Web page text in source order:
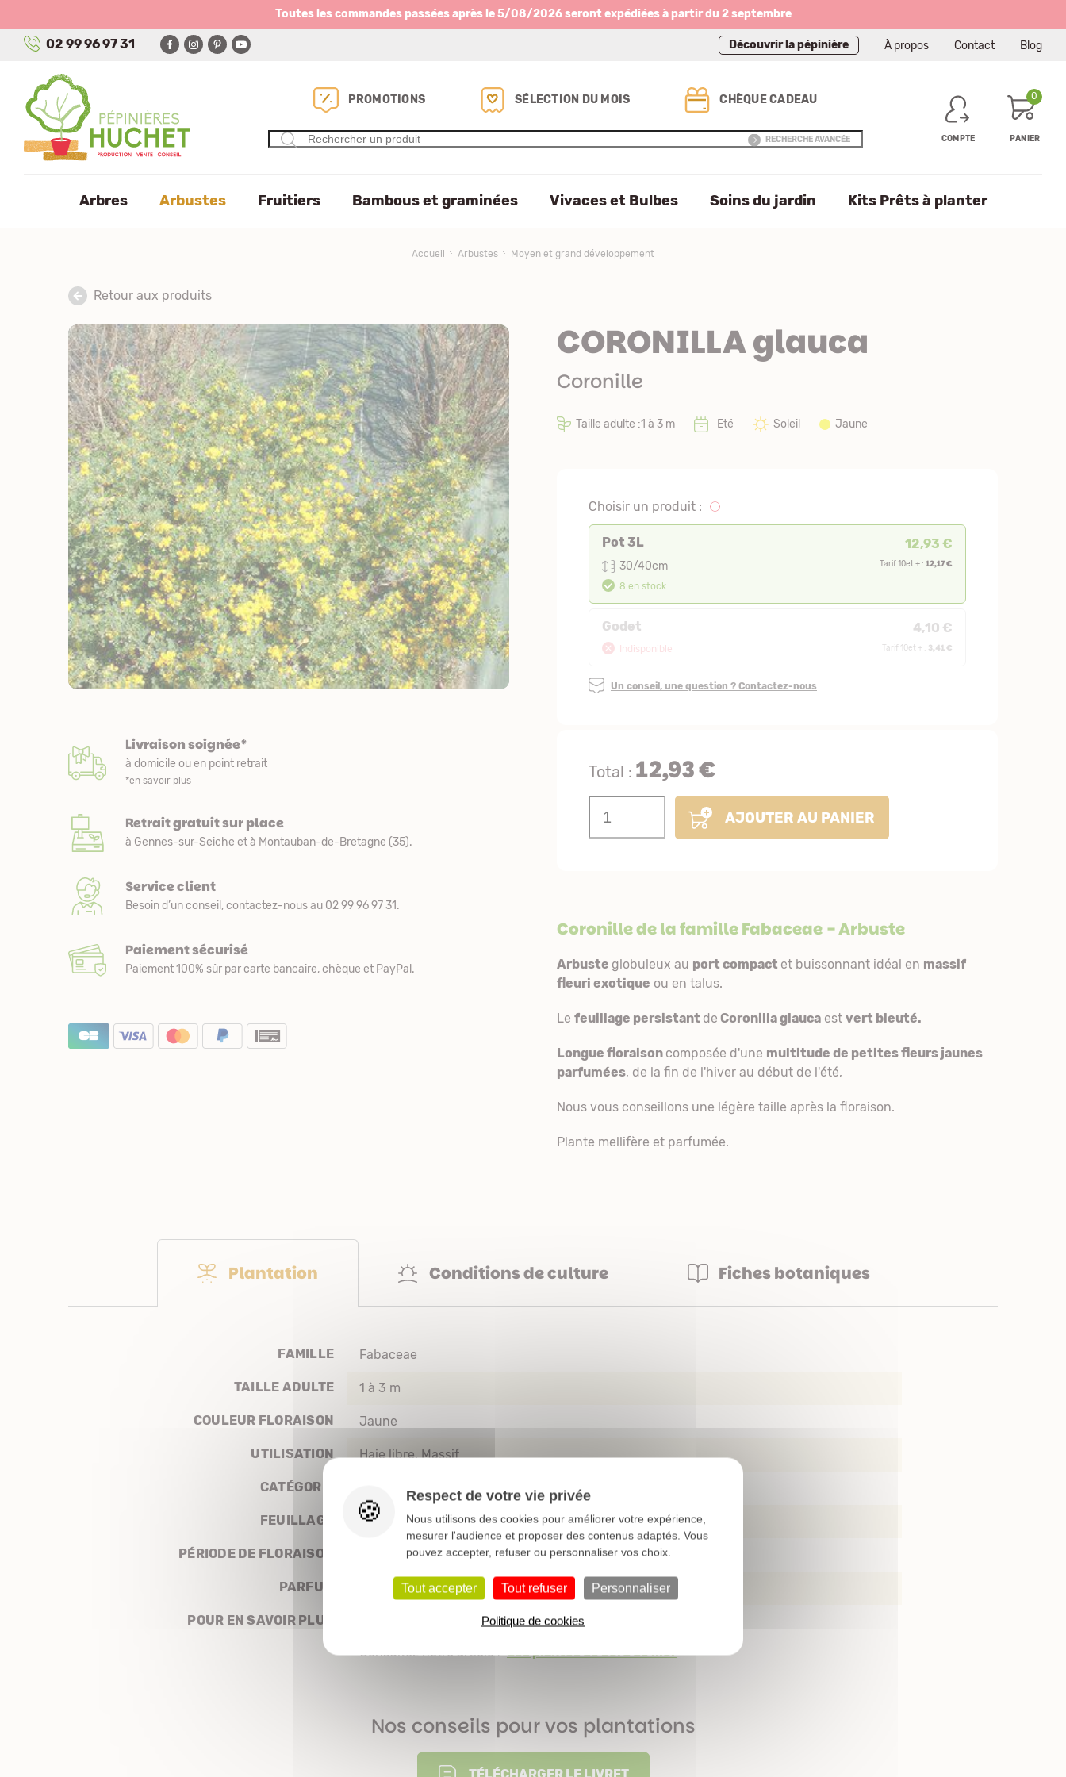
Toutes les commandes passées après le 5/08/2026 seront expédiées à partir du 2 septembre
02 99 96 97 31 Découvrir la pépinière À propos Contact Blog
PROMOTIONS SÉLECTION DU MOIS CHÈQUE CADEAU
RECHERCHE AVANCÉE COMPTE
0
PANIER
Arbres Arbustes Fruitiers Bambous et graminées Vivaces et Bulbes Soins du jardin Kits Prêts à planter
Accueil Arbustes Moyen et grand développement
Retour aux produits
CORONILLA glauca
Coronille
Taille adulte :1 à 3 m Eté Soleil Jaune
Choisir un produit :
Pot 3L 12,93 €
30/40cm
8 en stock
Tarif 10et + : 12,17 €
Godet 4,10 €
Indisponible Tarif 10et + : 3,41 €
Un conseil, une question ? Contactez-nous
Total : 12,93 €
AJOUTER AU PANIER
Coronille de la familleFabaceae - Arbuste
Arbuste globuleux au port compact et buissonnant idéal en massif
fleuri exotique ou en talus.
Le feuillage persistant de Coronilla glauca est vert bleuté.
Longue floraison composée d'une multitude de petites fleurs jaunes
parfumées, de la fin de l'hiver au début de l'été,
Nous vous conseillons une légère taille après la floraison.
Plante mellifère et parfumée.
Livraison soignée*
à domicile ou en point retrait
*en savoir plus
Retrait gratuit sur place
à Gennes-sur-Seiche et à Montauban-de-Bretagne (35).
Service client
Besoin d’un conseil, contactez-nous au 02 99 96 97 31.
Paiement sécurisé
Paiement 100% sûr par carte bancaire, chèque et PayPal.
Plantation Conditions de culture Fiches botaniques
FAMILLE Fabaceae
TAILLE ADULTE 1 à 3 m
COULEUR FLORAISON Jaune
UTILISATION Haie libre Massif
CATÉGORIE Floraison estivale
FEUILLAGE Persistant
PÉRIODE DE FLORAISON
PARFUM
POUR EN SAVOIR PLUS Consultez notre article >Les arbustes à floraison printanière
Consultez notre article >Les plantes de bord de mer
Nos conseils pour vos plantations
Respect de votre vie privée
Nous utilisons des cookies pour améliorer votre expérience,
mesurer l'audience et proposer des contenus adaptés. Vous
pouvez accepter, refuser ou personnaliser vos choix.
Tout accepter Tout refuser Personnaliser
Politique de cookies